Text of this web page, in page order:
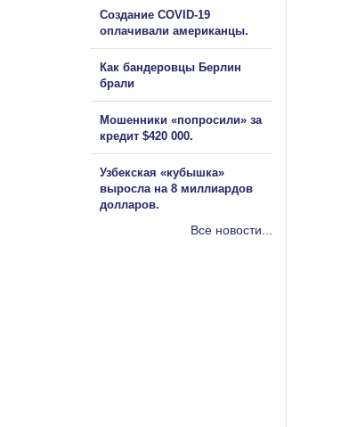
Создание COVID-19
оплачивали американцы.
Как бандеровцы Берлин
брали
Мошенники «попросили» за
кредит $420 000.
Узбекская «кубышка»
выросла на 8 миллиардов
долларов.
Все новости...